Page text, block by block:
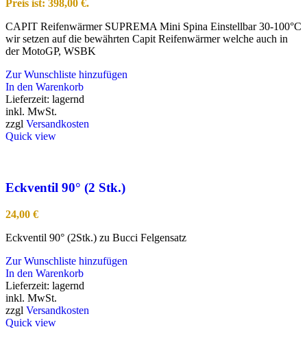
Preis ist: 398,00 €.
CAPIT Reifenwärmer SUPREMA Mini Spina Einstellbar 30-100°C
wir setzen auf die bewährten Capit Reifenwärmer welche auch in
der MotoGP, WSBK
Zur Wunschliste hinzufügen
In den Warenkorb
Lieferzeit: lagernd
inkl. MwSt.
zzgl Versandkosten
Quick view
Eckventil 90° (2 Stk.)
24,00 €
Eckventil 90° (2Stk.) zu Bucci Felgensatz
Zur Wunschliste hinzufügen
In den Warenkorb
Lieferzeit: lagernd
inkl. MwSt.
zzgl Versandkosten
Quick view